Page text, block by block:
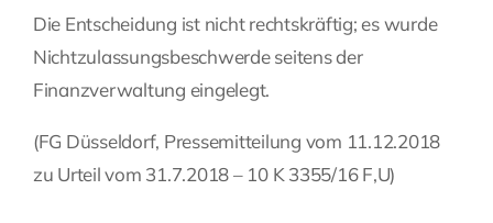
Die Entscheidung ist nicht rechtskräftig; es wurde
Nichtzulassungsbeschwerde seitens der
Finanzverwaltung eingelegt.
(FG Düsseldorf, Pressemitteilung vom 11.12.2018
zu Urteil vom 31.7.2018 – 10 K 3355/16 F,U)